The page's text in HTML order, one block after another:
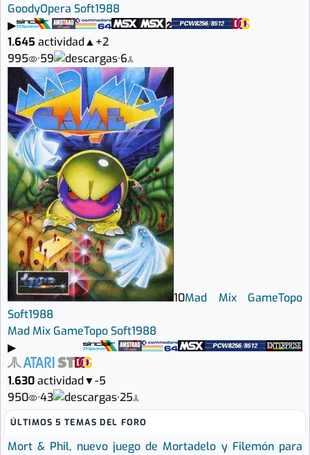
GoodyOpera Soft1988
▶
1.645 actividad▲+2
995
·59 ·6
10Mad Mix GameTopo
Soft1988
Mad Mix GameTopo Soft1988
▶
1.630actividad▼-5
950
·43 ·25
ÚLTIMOS 5 TEMAS DEL FORO
Mort & Phil, nuevo juego de Mortadelo y Filemón para